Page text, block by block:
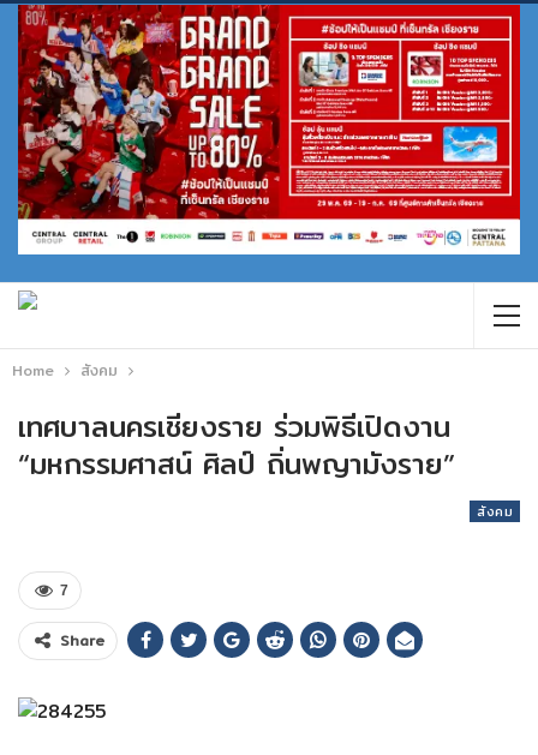
Home สังคม
เทศบาลนครเชียงราย ร่วมพิธีเปิดงาน
“มหกรรมศาสน์ ศิลป์ ถิ่นพญามังราย”
สังคม
7
Share